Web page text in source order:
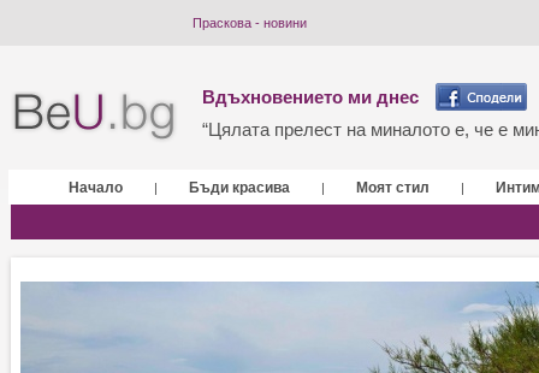
Праскова - новини
Вдъхновението ми днес
“Цялата прелест на миналото е, че е
Начало | Бъди красива | Моят стил |